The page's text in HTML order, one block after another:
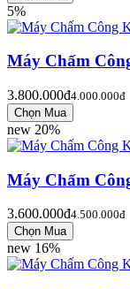
5%
Máy Chấm
3.800.000đ4.000.000đ
new 20%
Máy Chấm
3.600.000đ4.500.000đ
new 16%